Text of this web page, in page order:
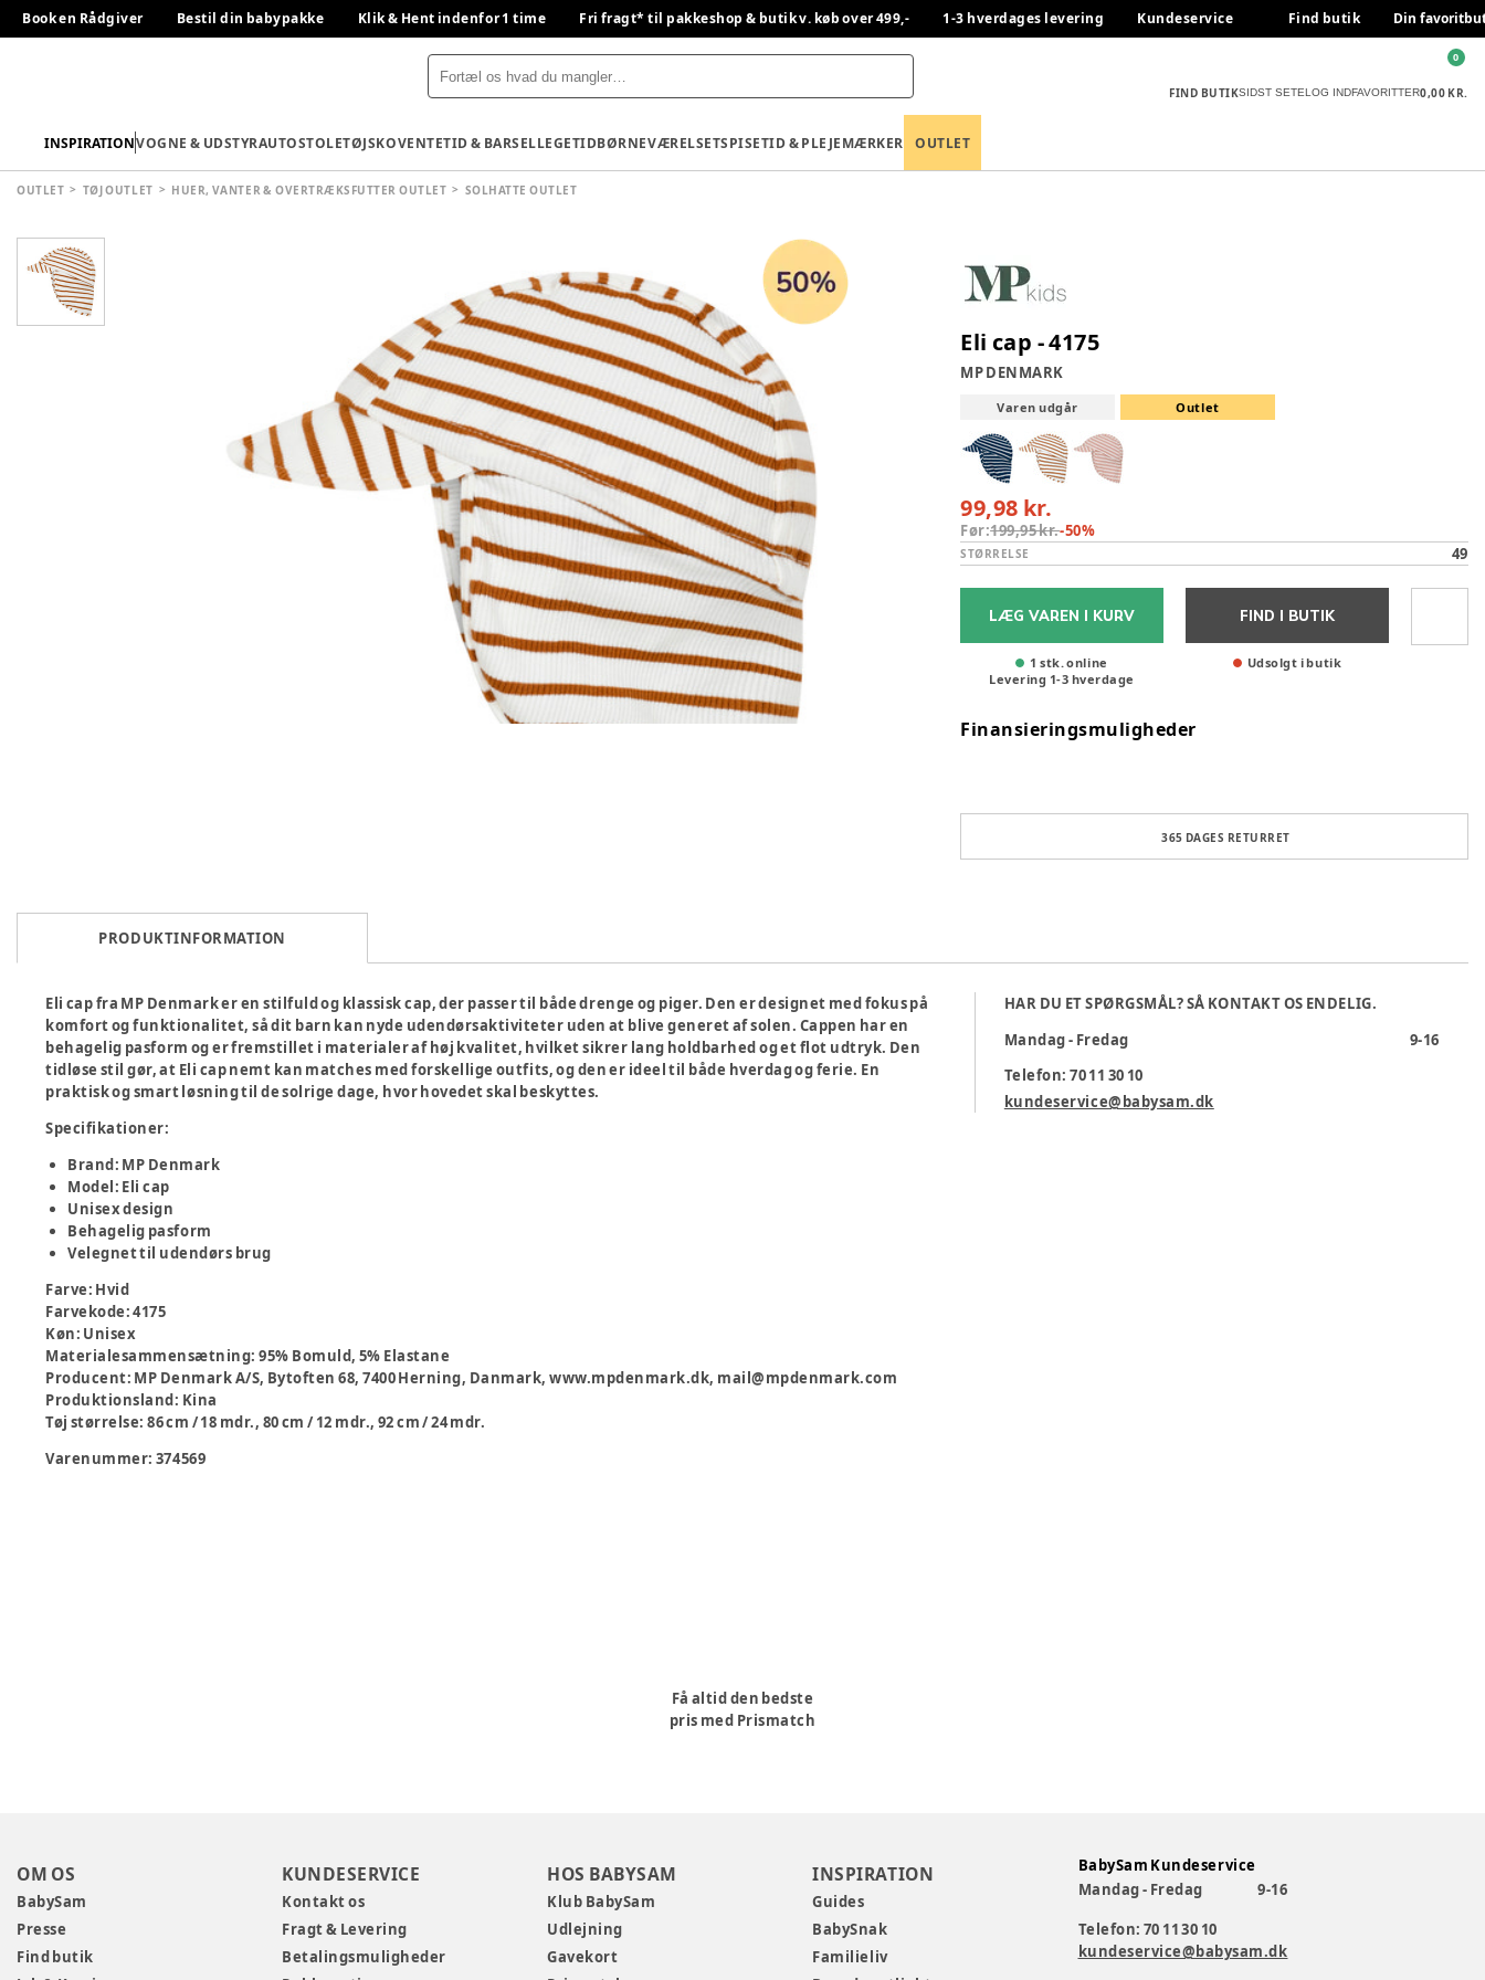
Book en Rådgiver Bestil din babypakke Klik & Hent indenfor 1 time Fri fragt* til pakkeshop & butik v. køb over 499,- 1-3 hverdages levering Kundeservice Find butik Din
FIND BUTIKSIDST SETELOG INDFAVORITTER0,00 KR.
0
INSPIRATIONVOGNE & UDSTYRAUTOSTOLETØJSKOVENTETID & BARSELLEGETIDBØRNEVÆRELSETSPISETID & PLEJEMÆRKER OUTLET
OUTLET TØJ OUTLET HUER, VANTER & OVERTRÆKSFUTTER OUTLET SOLHATTE OUTLET
Eli cap - 4175
MP DENMARK
Varen udgår Outlet
99,98 kr.
Før:199,95 kr.-50%
STØRRELSE 49
LÆG VAREN I KURV
1 stk. online
Levering 1-3 hverdage
FIND I BUTIK
Udsolgt i butik
Finansieringsmuligheder
365 DAGES RETURRET
PRODUKTINFORMATION
Eli cap fra MP Denmark er en stilfuld og klassisk cap, der passer til både drenge og piger. Den er designet med fokus på
komfort og funktionalitet, så dit barn kan nyde udendørsaktiviteter uden at blive generet af solen. Cappen har en
behagelig pasform og er fremstillet i materialer af høj kvalitet, hvilket sikrer lang holdbarhed og et flot udtryk. Den
tidløse stil gør, at Eli cap nemt kan matches med forskellige outfits, og den er ideel til både hverdag og ferie. En
praktisk og smart løsning til de solrige dage, hvor hovedet skal beskyttes.
Specifikationer:
Brand: MP Denmark
Model: Eli cap
Unisex design
Behagelig pasform
Velegnet til udendørs brug
Farve: Hvid
Farvekode:4175
Køn: Unisex
Materialesammensætning:95% Bomuld, 5% Elastane
Producent: MP Denmark A/S, Bytoften 68, 7400 Herning, Danmark, www.mpdenmark.dk, mail@mpdenmark.com
Produktionsland: Kina
Tøj størrelse:86 cm / 18 mdr., 80 cm / 12 mdr., 92 cm / 24 mdr.
Varenummer: 374569
HAR DU ET SPØRGSMÅL? SÅ KONTAKT OS ENDELIG.
Mandag - Fredag
9-16
Telefon: 70 11 30 10
kundeservice@babysam.dk
Få altid den bedste
pris med Prismatch
OM OS
BabySam
Presse
Find butik
KUNDESERVICE
Kontakt os
Fragt & Levering
Betalingsmuligheder
HOS BABYSAM
Klub BabySam
Udlejning
Gavekort
INSPIRATION
Guides
BabySnak
Familieliv
BabySam Kundeservice
Mandag - Fredag
9-16
Telefon: 70 11 30 10
kundeservice@babysam.dk